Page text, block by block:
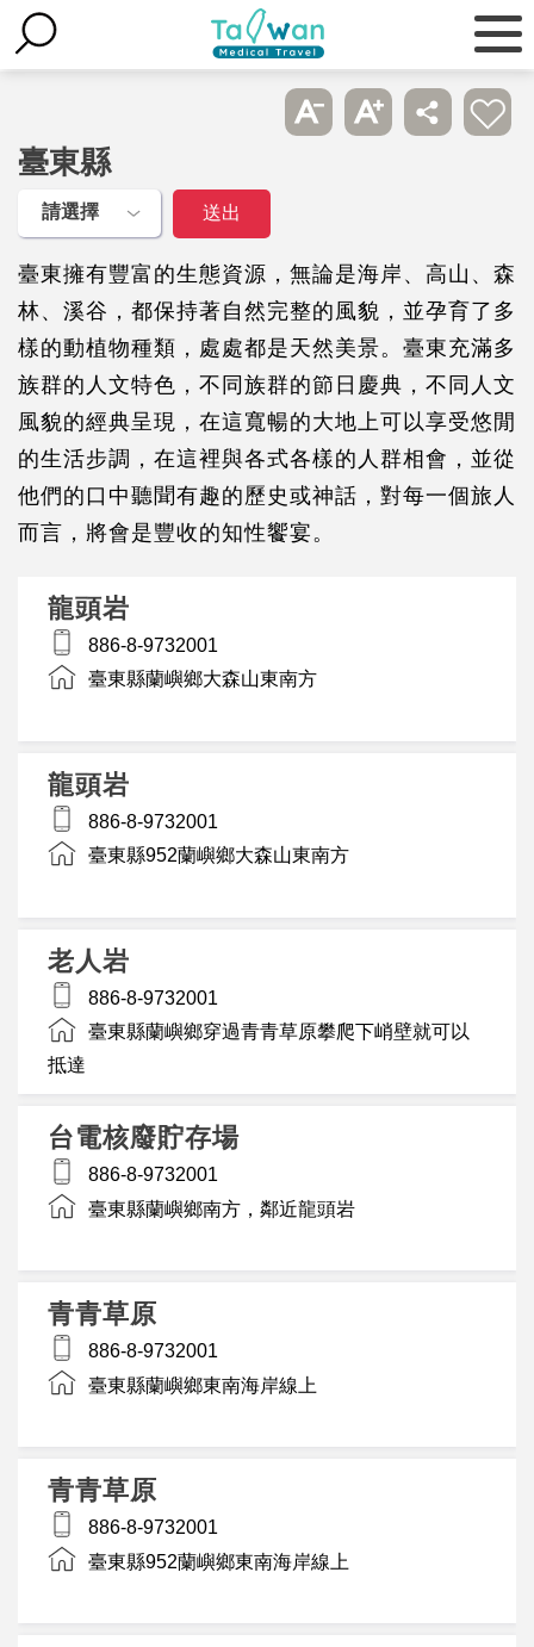
臺東縣
臺東擁有豐富的生態資源，無論是海岸、高山、森
林、溪谷，都保持著自然完整的風貌，並孕育了多
樣的動植物種類，處處都是天然美景。臺東充滿多
族群的人文特色，不同族群的節日慶典，不同人文
風貌的經典呈現，在這寬暢的大地上可以享受悠閒
的生活步調，在這裡與各式各樣的人群相會，並從
他們的口中聽聞有趣的歷史或神話，對每一個旅人
而言，將會是豐收的知性饗宴。
龍頭岩
886-8-9732001
臺東縣蘭嶼鄉大森山東南方
龍頭岩
886-8-9732001
臺東縣952蘭嶼鄉大森山東南方
老人岩
886-8-9732001
臺東縣蘭嶼鄉穿過青青草原攀爬下峭壁就可以
抵達
台電核廢貯存場
886-8-9732001
臺東縣蘭嶼鄉南方，鄰近龍頭岩
青青草原
886-8-9732001
臺東縣蘭嶼鄉東南海岸線上
青青草原
886-8-9732001
臺東縣952蘭嶼鄉東南海岸線上